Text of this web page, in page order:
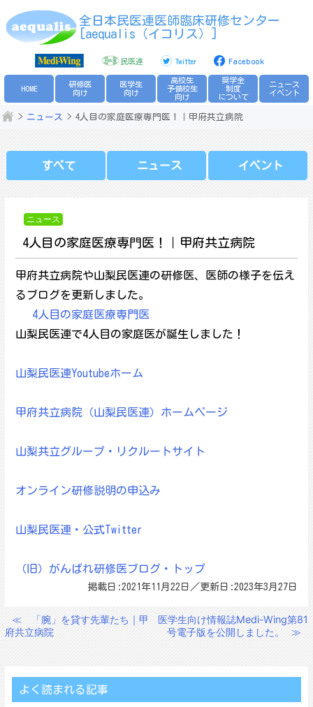
to
全日本民医連医師臨床研修センター
[aequalis（イコリス）]
民医連 Twitter Facebook
HOME
研修医
向け
医学生
向け
高校生
予備校生
向け
奨学金
制度
について
ニュース
イベント
ニュース 4人目の家庭医療専門医！｜甲府共立病院
すべて ニュース イベント
ニュース
4人目の家庭医療専門医！｜甲府共立病院
甲府共立病院や山梨民医連の研修医、医師の様子を伝え
るブログを更新しました。
4人目の家庭医療専門医
山梨民医連で4人目の家庭医が誕生しました！
山梨民医連Youtubeホーム
甲府共立病院（山梨民医連）ホームページ
山梨共立グループ・リクルートサイト
オンライン研修説明の申込み
山梨民医連・公式Twitter
（旧）がんばれ研修医ブログ・トップ
掲載日:2021年11月22日／更新日:2023年3月27日
投
ゲ
≪
「腕」を貸す先輩たち｜甲
府共立病院
医学生向け情報誌Medi-Wing第81
号電子版を公開しました。
≫
よく読まれる記事